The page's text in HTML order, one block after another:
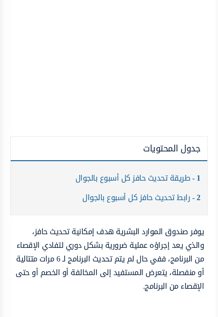
جدول المحتويات
1 طريقة تحديث حافز كل أسبوع بالجوال
2 رابط تحديث حافز كل أسبوع بالجوال
يوفر صندوق الموارد البشرية هدف إمكانية تحديث حافز،
والذي يعد إجراؤه عملية ضرورية بشكل دوري لتفادي الإقصاء
من البرنامج، ففي حال لم يتم تحديث البرنامج لـ 6 مرات متتالية
أو منفصلة، يتعرض المستفيد إلى المخالفة أو الخصم أو حتى
الإقصاء من البرنامج.